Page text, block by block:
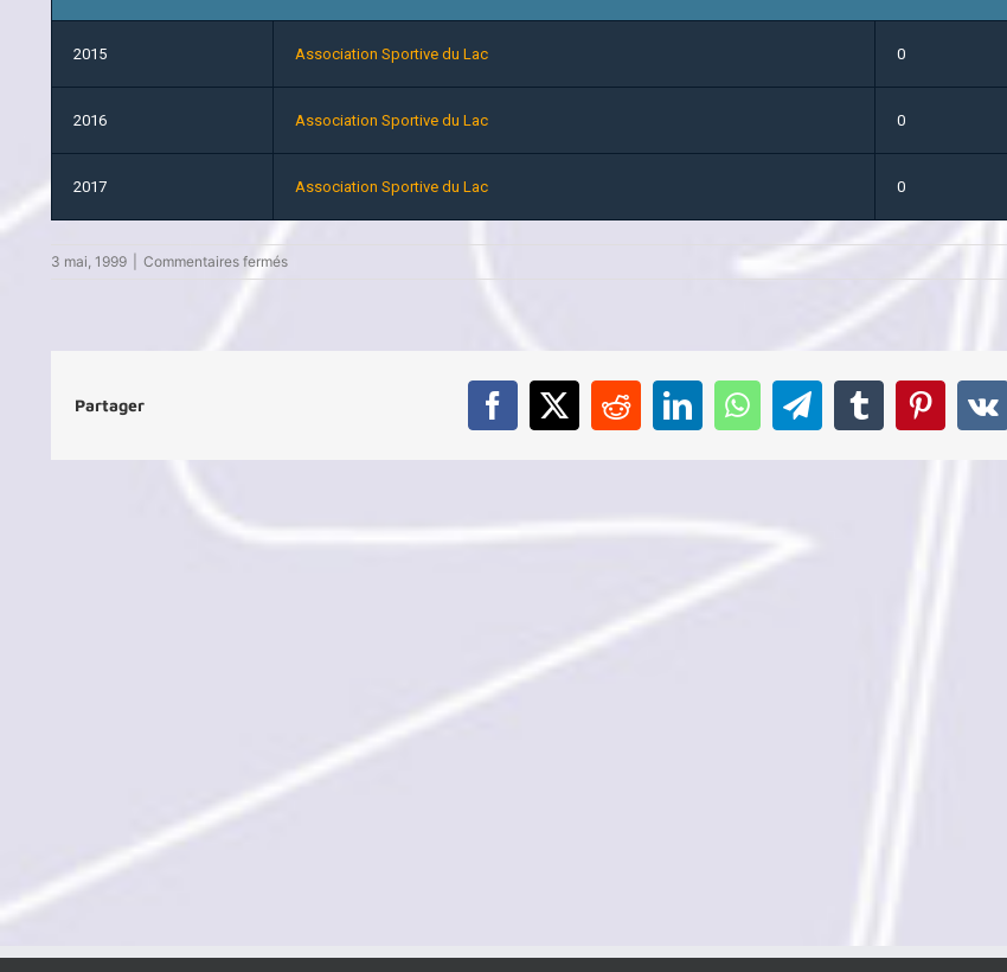
2015 Association Sportive du Lac 0
2016 Association Sportive du Lac 0
2017 Association Sportive du Lac 0
3 mai, 1999 Commentaires ferméssur
Partager Facebook
X RedditLinkedInWhatsApp
TelegramTumblrPinterest
Vk